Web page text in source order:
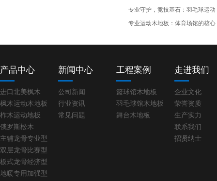
专业守护，竞技基石：羽毛球运动
专业运动木地板：体育场馆的核心
产品中心
进口北美枫木
枫木运动木地板
柞木运动地板
俄罗斯松木
主辅龙骨专业型
双层龙骨比赛型
板式龙骨经济型
地暖专用加强型
新闻中心
公司新闻
行业资讯
常见问题
工程案例
篮球馆木地板
羽毛球馆木地板
舞台木地板
走进我们
企业文化
荣誉资质
生产实力
联系我们
招贤纳士